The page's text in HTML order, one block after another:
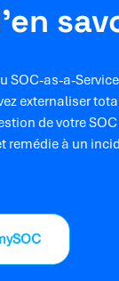
SOC-as-a-
externaliser
de votre
remédie à un